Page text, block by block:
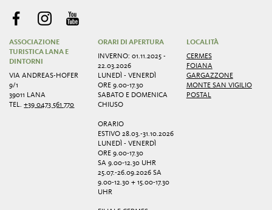
ASSOCIAZIONE
TURISTICA LANA E
DINTORNI
VIA ANDREAS-HOFER
9/1
39011 LANA
TEL.+39 0473 561 770
ORARI DI APERTURA
INVERNO: 01.11.2025 -
22.03.2026
LUNEDÌ - VENERDÌ
ORE 9.00-17.30
SABATO E DOMENICA
CHIUSO
ORARIO
ESTIVO 28.03.-31.10.2026
LUNEDÌ - VENERDÌ
ORE 9.00-17.30
SA 9.00-12.30 UHR
25.07.-26.09.2026 SA
9.00-12.30 + 15.00-17.30
UHR
LOCALITÀ
CERMES
FOIANA
GARGAZZONE
MONTE SAN VIGILIO
POSTAL